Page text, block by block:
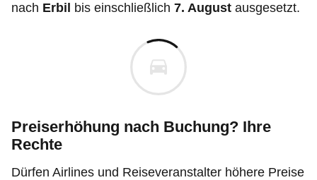
nach Erbil bis einschließlich 7. August ausgesetzt.
Preiserhöhung nach Buchung? Ihre
Rechte
Dürfen Airlines und Reiseveranstalter höhere Preise